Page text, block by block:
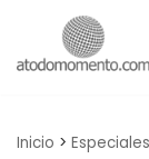
Skip
Inicio > Especiales